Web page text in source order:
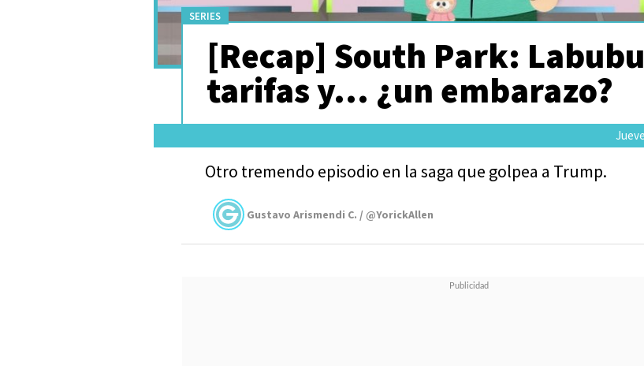
SERIES
[Recap] South Park:
tarifas y... ¿un embarazo?
Otro tremendo episodio en la saga que golpea a Trump.
Gustavo Arismendi C. / @YorickAllen